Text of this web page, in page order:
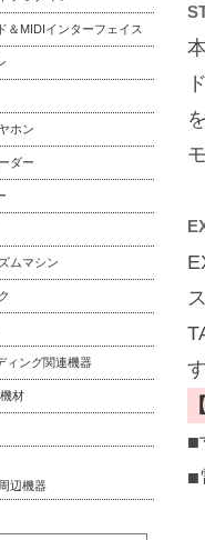
■
■
＆MIDIインターフェイス
ホン
ダー
ムマシン
ィング関連機器
材
辺機器